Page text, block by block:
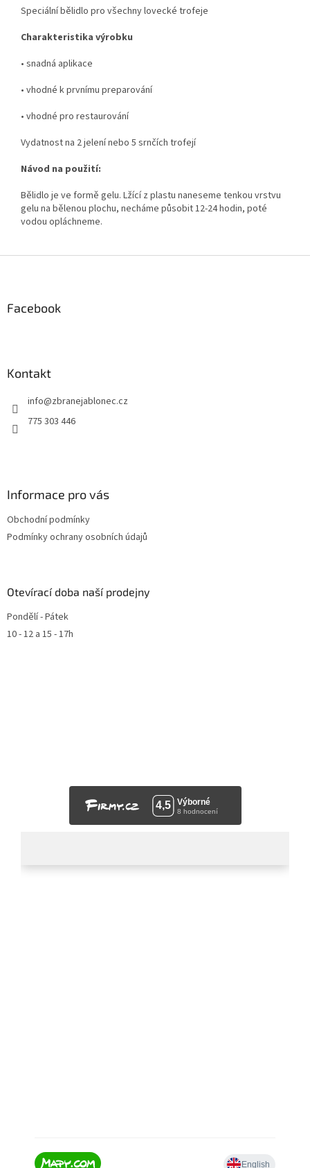
Speciální bělidlo pro všechny lovecké trofeje
Charakteristika výrobku
• snadná aplikace
• vhodné k prvnímu preparování
• vhodné pro restaurování
Vydatnost na 2 jelení nebo 5 srnčích trofejí
Návod na použití:
Bělidlo je ve formě gelu. Lžící z plastu naneseme tenkou vrstvu
gelu na bělenou plochu, necháme působit 12-24 hodin, poté
vodou opláchneme.
Facebook
Kontakt
info@zbranejablonec.cz
775 303 446
Informace pro vás
Obchodní podmínky
Podmínky ochrany osobních údajů
Otevírací doba naší prodejny
Pondělí - Pátek
10 - 12 a 15 - 17h